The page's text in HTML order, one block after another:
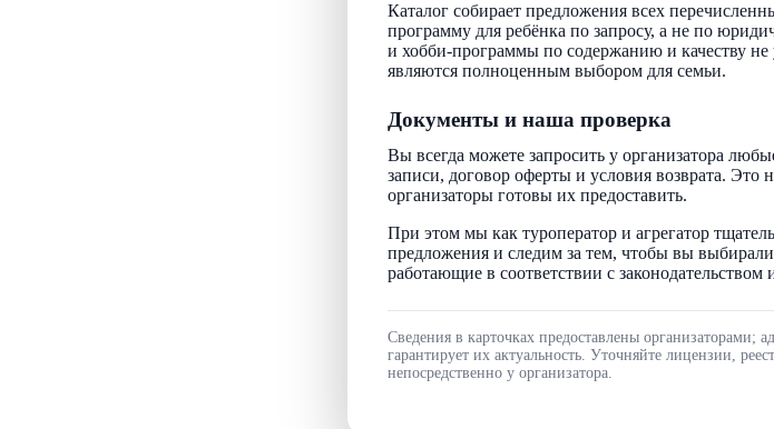
Каталог собирает предложения всех
программу для ребёнка по запросу, а не по
и хобби-программы по содержанию и качеству
являются полноценным выбором для семьи.
Документы и наша проверка
Вы всегда можете запросить у организатора
записи, договор оферты и условия возврата. Это
организаторы готовы их предоставить.
При этом мы как туроператор и агрегатор
предложения и следим за тем, чтобы вы
работающие в соответствии с
Сведения в карточках предоставлены организаторами;
гарантирует их актуальность. Уточняйте лицензии,
непосредственно у организатора.